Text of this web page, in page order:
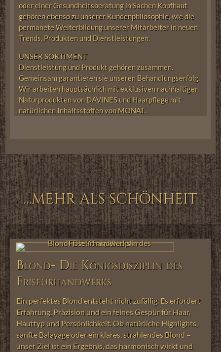
oder einer Gesundheitsberatung in Sachen Kopfhaut
gehören ebenso zu unserer Kundenphilosophie, wie die
permanete Weiterbildung unserer Mitarbeiter in neuen
Trends, Produkten und Dienstleistungen.
UNSER SORTIMENT
Dienstleistung und Produkt gehören zusammen.
Gemeinsam garantieren sie unseren Behandlungserfolg.
Wir arbeiten hauptsächlich mit exklusiven nachhaltigen
Naturprodukten von DAVINES und Haarpflege mit
natürlichen Inhaltsstoffen von MONAT.
…MEHR ALS SCHÖNHEIT
Blond- Die Königsdisziplin des
Friseurhandwerks
Ein perfektes Blond entsteht nicht zufällig. Es erfordert
Erfahrung, Präzision und ein feines Gespür für Haar,
Hauttyp und Persönlichkeit. Ob natürliche Highlights,
sanfte Balayage oder ein klares, strahlendes Blond –
unser Ziel ist ein Ergebnis, das harmonisch wirkt und